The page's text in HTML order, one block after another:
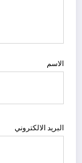
الاسم
البريد الالكتروني